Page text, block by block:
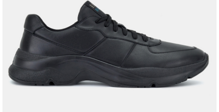
Москва
Изменить город